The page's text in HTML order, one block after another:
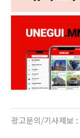
광고문의/기사제보 :